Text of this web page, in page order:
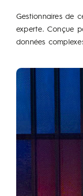
Gestionnaires de
experte. Conçue
données